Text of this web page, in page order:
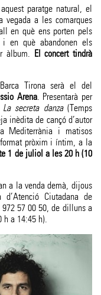
paratge natural, el
vegada a les comarques
en què ens porten pels
en què abandonen els
àlbum. El concert tindrà
Tirona serà el del
Arena. Presentarà per
La secreta danza(Temps
inèdita de cançó d’autor
Mediterrània i matisos
pròxim i íntim, a la
1 de juliol a les 20 h (10
a la venda demà, dijous
Ciutadana de
972 57 00 50, de dilluns a
h a 14:45 h).